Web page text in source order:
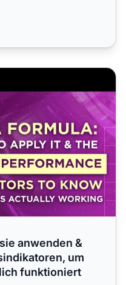
& die genauen
anwenden &
um
funktioniert